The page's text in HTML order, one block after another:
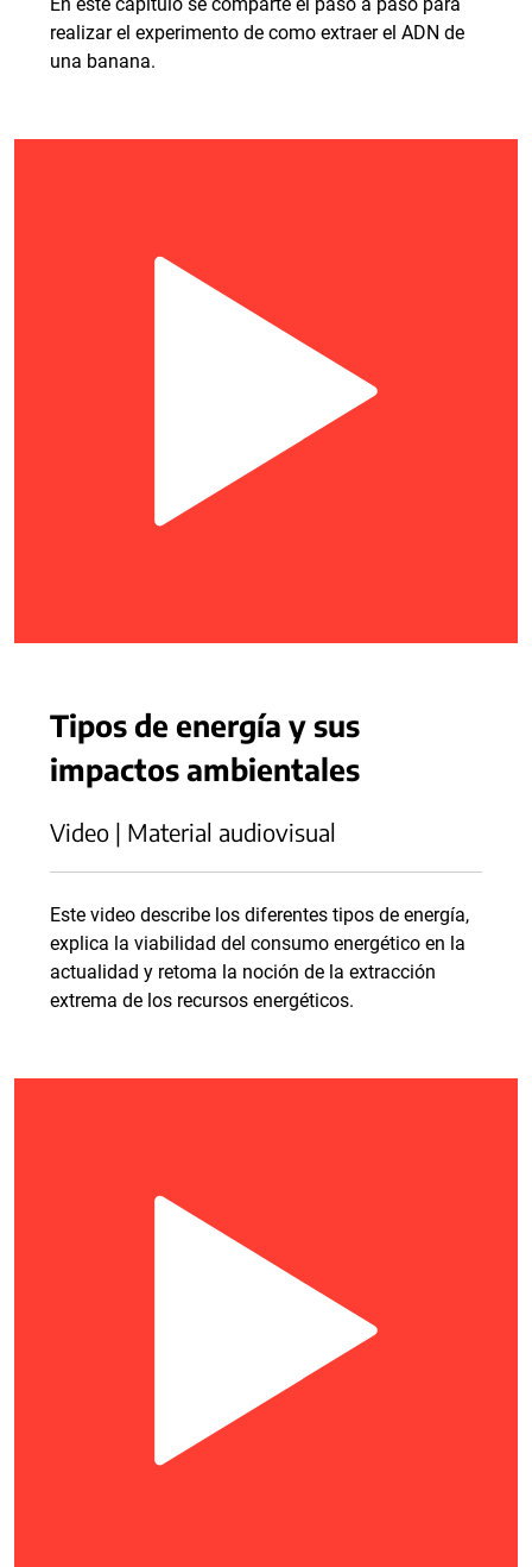
realizar el experimento de como extraer el ADN de
una banana.
Tipos de energía y sus
impactos ambientales
Video | Material audiovisual
Este video describe los diferentes tipos de energía,
explica la viabilidad del consumo energético en la
actualidad y retoma la noción de la extracción
extrema de los recursos energéticos.